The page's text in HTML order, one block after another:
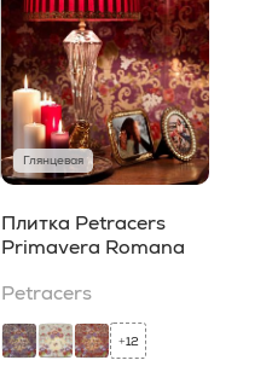
Глянцевая
Плитка Petracers
Primavera Romana
Petracers
+12